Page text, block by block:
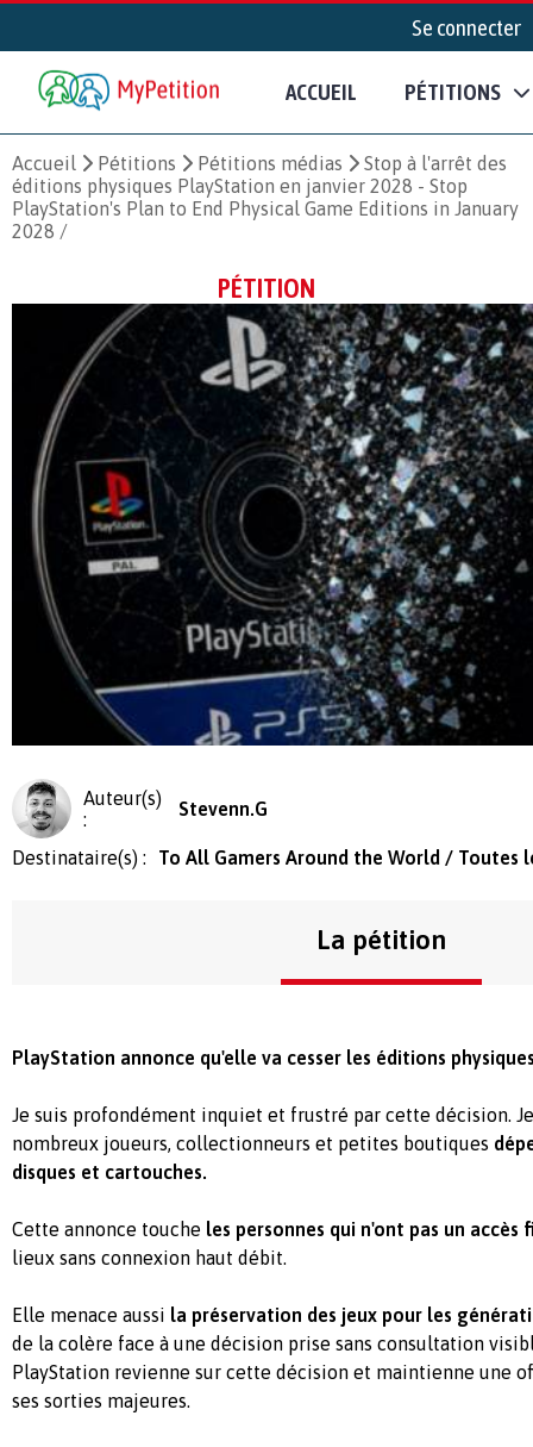
Se connecter
ACCUEIL PÉTITIONS
Accueil Pétitions Pétitions médias
Stop à l'arrêt des
éditions physiques PlayStation en janvier 2028 - Stop
PlayStation's Plan to End Physical Game Editions in January
2028 /
PÉTITION
Auteur(s)
:
Stevenn.G
Destinataire(s) : To All Gamers Around the World / Toutes
La pétition
PlayStation annonce qu'elle va cesser les éditions
Je suis profondément inquiet et frustré par cette décision.
nombreux joueurs, collectionneurs et petites boutiques
disques et cartouches.
Cette annonce touche les personnes qui n'ont pas un accès
lieux sans connexion haut débit.
Elle menace aussi la préservation des jeux pour les
de la colère face à une décision prise sans consultation
PlayStation revienne sur cette décision et maintienne une
ses sorties majeures.